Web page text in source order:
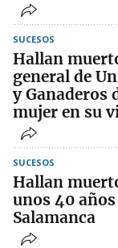
SUCESOS
Hallan
general de
y Ganaderos
mujer en su
SUCESOS
Hallan
unos 40
Salamanca